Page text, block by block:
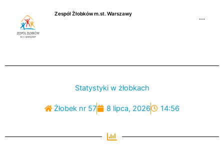
Zespół Żłobków m.st. Warszawy
···
Statystyki w żłobkach
Żłobek nr 57 8 lipca, 2026 14:56